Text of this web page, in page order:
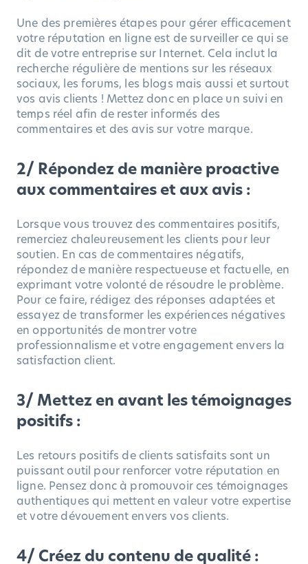
Une des premières étapes pour gérer efficacement
votre réputation en ligne est de surveiller ce qui se
dit de votre entreprise sur Internet. Cela inclut la
recherche régulière de mentions sur les réseaux
sociaux, les forums, les blogs mais aussi et surtout
vos avis clients ! Mettez donc en place un suivi en
temps réel afin de rester informés des
commentaires et des avis sur votre marque.
2/ Répondez de manière proactive
aux commentaires et aux avis :
Lorsque vous trouvez des commentaires positifs,
remerciez chaleureusement les clients pour leur
soutien. En cas de commentaires négatifs,
répondez de manière respectueuse et factuelle, en
exprimant votre volonté de résoudre le problème.
Pour ce faire, rédigez des réponses adaptées et
essayez de transformer les expériences négatives
en opportunités de montrer votre
professionnalisme et votre engagement envers la
satisfaction client.
3/ Mettez en avant les témoignages
positifs :
Les retours positifs de clients satisfaits sont un
puissant outil pour renforcer votre réputation en
ligne. Pensez donc à promouvoir ces témoignages
authentiques qui mettent en valeur votre expertise
et votre dévouement envers vos clients.
4/ Créez du contenu de qualité :